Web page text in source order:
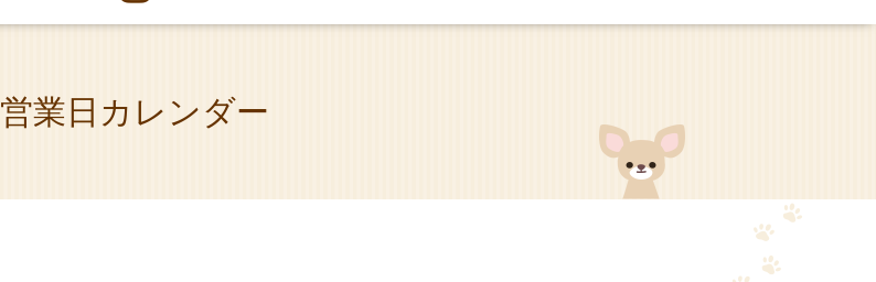
営業日カレンダー